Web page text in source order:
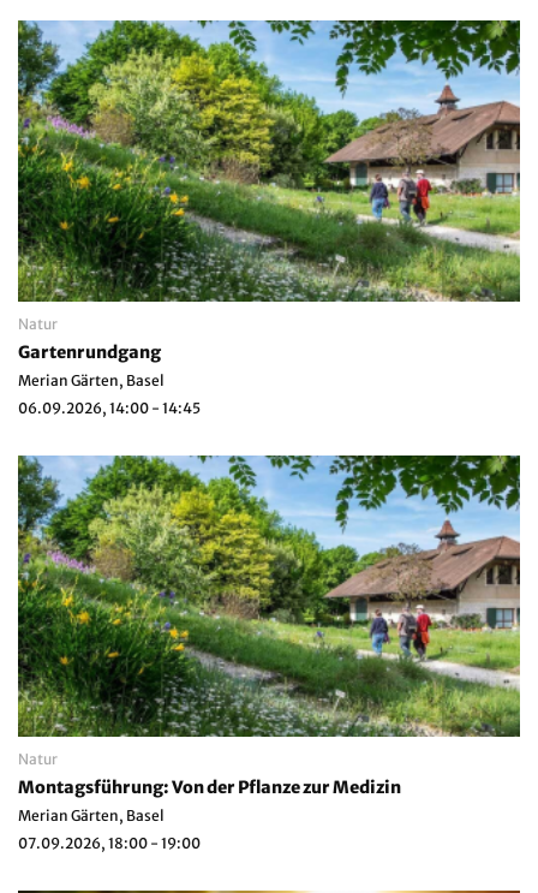
Natur
Gartenrundgang
Merian Gärten, Basel
06.09.2026, 14:00 - 14:45
Natur
Montagsführung: Von der Pflanze zur Medizin
Merian Gärten, Basel
07.09.2026, 18:00 - 19:00